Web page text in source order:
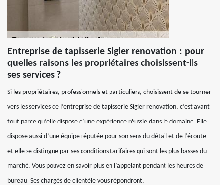
Entreprise de tapisserie Sigler renovation : pour
quelles raisons les propriétaires choisissent-ils
ses services ?
Si les propriétaires, professionnels et particuliers, choisissent de se tourner
vers les services de l’entreprise de tapisserie Sigler renovation, c’est avant
tout parce qu’elle dispose d’une expérience réussie dans le domaine. Elle
dispose aussi d’une équipe réputée pour son sens du détail et de l’écoute
et elle se distingue par ses conditions tarifaires qui sont les plus basses du
marché. Vous pouvez en savoir plus en l’appelant pendant les heures de
bureau. Ses chargés de clientèle vous répondront.